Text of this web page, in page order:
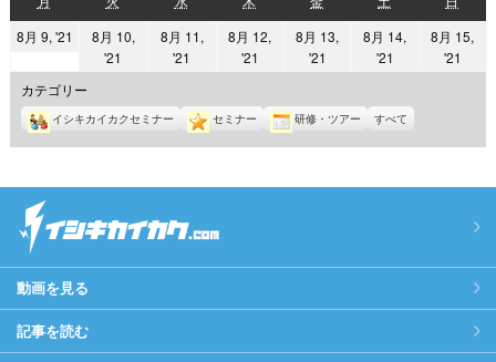
曜
日
曜
日
曜
日
曜
日
曜
日
曜
日
曜
日
8月 9, '21
2021
8
月
9
日
8月 10,
'21
8
月
10
8月 11,
'21
8
月
11
8月 12,
'21
8
月
12
8月 13,
'21
8
月
13
8月 14,
'21
8
月
14
8月 15,
'21
15
カテゴリー
イシキカイカクセミナー セミナー 研修・ツアー すべて
動画を見る
記事を読む